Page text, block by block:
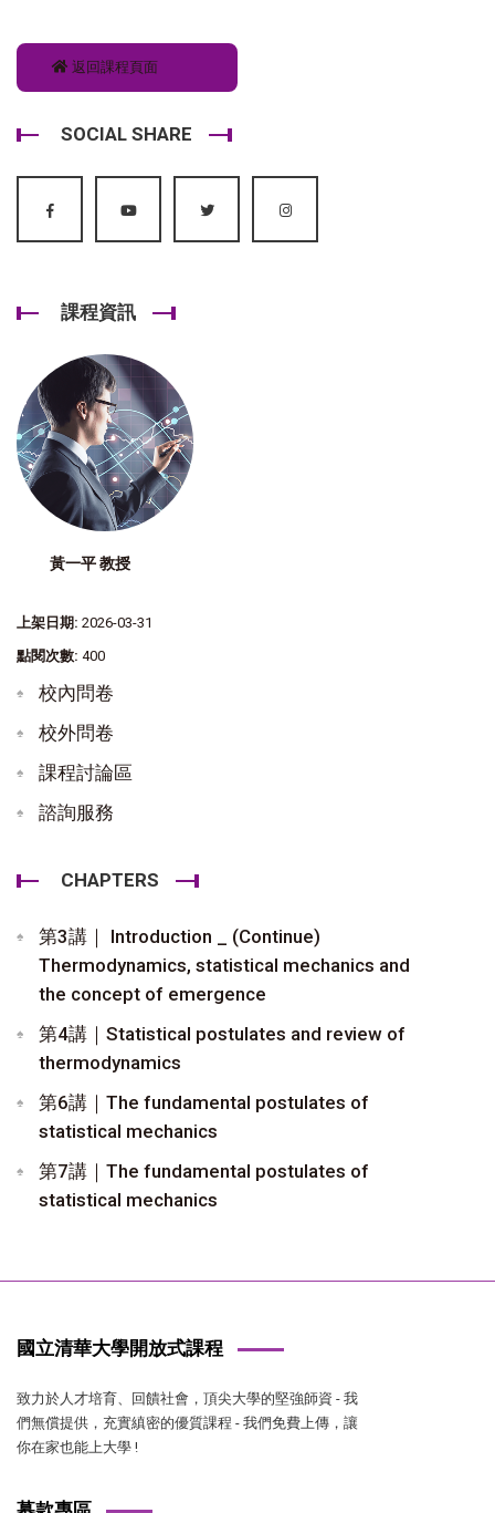
返回課程頁面
SOCIAL SHARE
課程資訊
黃一平 教授
上架日期: 2026-03-31
點閱次數: 400
校內問卷
校外問卷
課程討論區
諮詢服務
CHAPTERS
第3講｜ Introduction _ (Continue)
Thermodynamics, statistical mechanics and
the concept of emergence
第4講｜Statistical postulates and review of
thermodynamics
第6講｜The fundamental postulates of
statistical mechanics
第7講｜The fundamental postulates of
statistical mechanics
國立清華大學開放式課程
致力於人才培育、回饋社會，頂尖大學的堅強師資 - 我
們無償提供，充實縝密的優質課程 - 我們免費上傳，讓
你在家也能上大學 !